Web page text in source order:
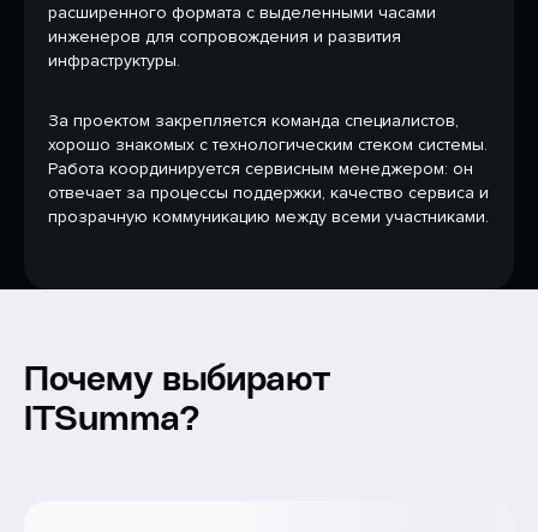
расширенного формата с выделенными часами
инженеров для сопровождения и развития
инфраструктуры.
За проектом закрепляется команда специалистов,
хорошо знакомых с технологическим стеком системы.
Работа координируется сервисным менеджером: он
отвечает за процессы поддержки, качество сервиса и
прозрачную коммуникацию между всеми участниками.
Почему выбирают
ITSumma?